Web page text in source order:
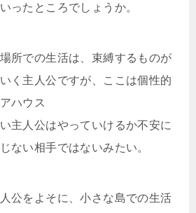
ったところでしょうか。
所での生活は、束縛するものが
く主人公ですが、ここは個性的
ハウス
主人公はやっていけるか不安に
ない相手ではないみたい。
公をよそに、小さな島での生活